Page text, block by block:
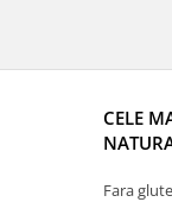
CELE
Fara